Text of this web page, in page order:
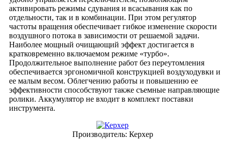
активировать режимы сдувания и всасывания как по
отдельности, так и в комбинации. При этом регулятор
частоты вращения обеспечивает гибкое изменение скорости
воздушного потока в зависимости от решаемой задачи.
Наиболее мощный очищающий эффект достигается в
кратковременно включаемом режиме «турбо».
Продолжительное выполнение работ без переутомления
обеспечивается эргономичной конструкцией воздуходувки и
ее малым весом. Облегчению работы и повышению ее
эффективности способствуют также съемные направляющие
ролики. Аккумулятор не входит в комплект поставки
инструмента.
Производитель: Керхер